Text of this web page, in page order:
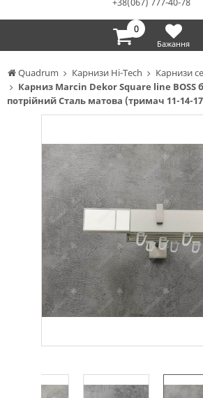
Quadrum Карнизи Hi-Tech
Карнизи
Карниз Marcin Dekor Square line BOSS
потрійний Сталь матова (тримач 11-14-
0
Бажання